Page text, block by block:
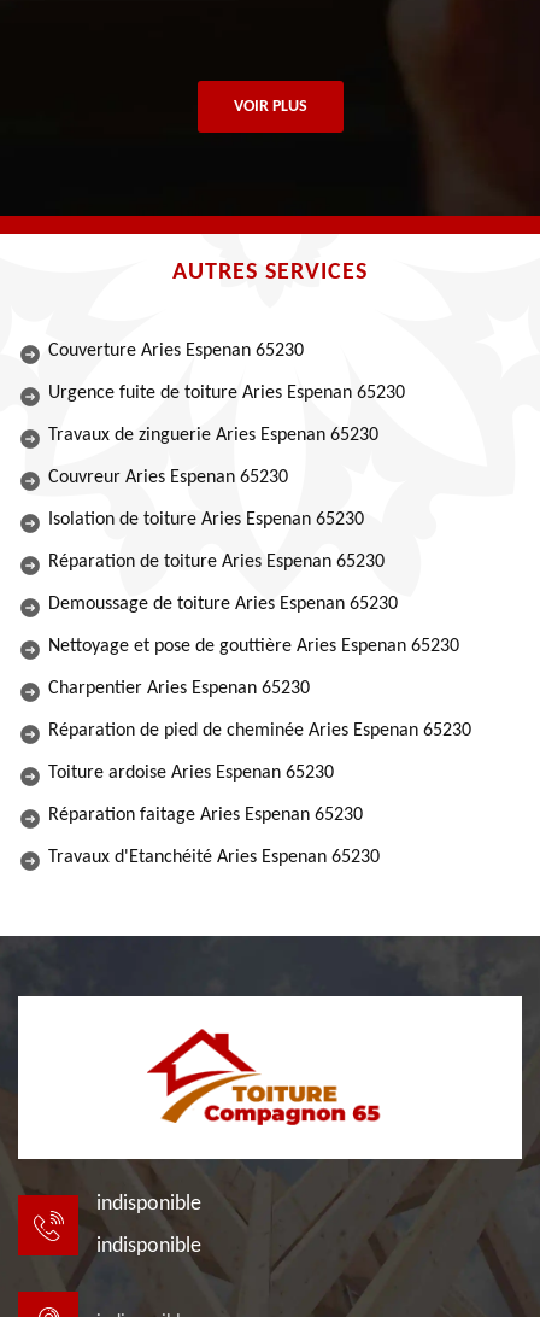
VOIR PLUS
AUTRES SERVICES
Couverture Aries Espenan 65230
Urgence fuite de toiture Aries Espenan 65230
Travaux de zinguerie Aries Espenan 65230
Couvreur Aries Espenan 65230
Isolation de toiture Aries Espenan 65230
Réparation de toiture Aries Espenan 65230
Demoussage de toiture Aries Espenan 65230
Nettoyage et pose de gouttière Aries Espenan 65230
Charpentier Aries Espenan 65230
Réparation de pied de cheminée Aries Espenan 65230
Toiture ardoise Aries Espenan 65230
Réparation faitage Aries Espenan 65230
Travaux d'Etanchéité Aries Espenan 65230
indisponible
indisponible